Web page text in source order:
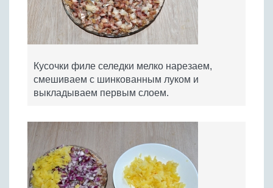
Кусочки филе селедки мелко нарезаем,
смешиваем с шинкованным луком и
выкладываем первым слоем.